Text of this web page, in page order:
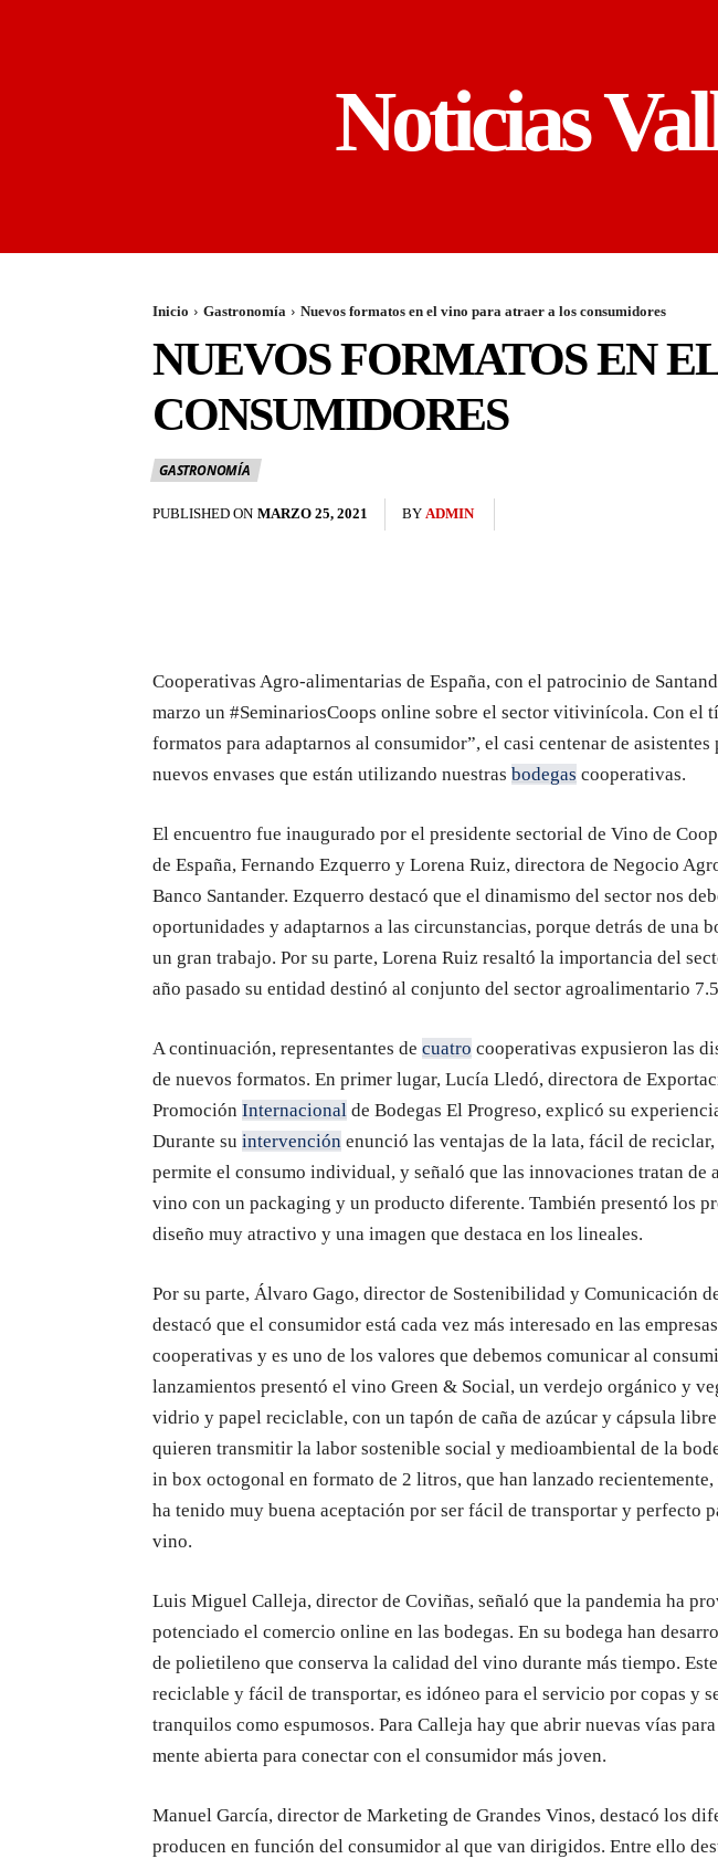
Noticias
Inicio Gastronomía Nuevos formatos en el vino para atraer a los consumidores
NUEVOS FORMATOS EN
CONSUMIDORES
GASTRONOMÍA
PUBLISHED ON MARZO 25, 2021 BY ADMIN
Cooperativas Agro-alimentarias de España, con el patrocinio de
marzo un #SeminariosCoops online sobre el sector vitivinícola. Con el
formatos para adaptarnos al consumidor”, el casi centenar de
nuevos envases que están utilizando nuestras bodegas cooperativas.
El encuentro fue inaugurado por el presidente sectorial de Vino de
de España, Fernando Ezquerro y Lorena Ruiz, directora de Negocio
Banco Santander. Ezquerro destacó que el dinamismo del sector nos
oportunidades y adaptarnos a las circunstancias, porque detrás de una
un gran trabajo. Por su parte, Lorena Ruiz resaltó la importancia del
año pasado su entidad destinó al conjunto del sector agroalimentario
A continuación, representantes de cuatro cooperativas expusieron las
de nuevos formatos. En primer lugar, Lucía Lledó, directora de
Promoción Internacional de Bodegas El Progreso, explicó su
Durante su intervención enunció las ventajas de la lata, fácil de
permite el consumo individual, y señaló que las innovaciones tratan de
vino con un packaging y un producto diferente. También presentó los
diseño muy atractivo y una imagen que destaca en los lineales.
Por su parte, Álvaro Gago, director de Sostenibilidad y Comunicación
destacó que el consumidor está cada vez más interesado en las
cooperativas y es uno de los valores que debemos comunicar al
lanzamientos presentó el vino Green & Social, un verdejo orgánico y
vidrio y papel reciclable, con un tapón de caña de azúcar y cápsula
quieren transmitir la labor sostenible social y medioambiental de la
in box octogonal en formato de 2 litros, que han lanzado
ha tenido muy buena aceptación por ser fácil de transportar y perfecto
vino.
Luis Miguel Calleja, director de Coviñas, señaló que la pandemia ha
potenciado el comercio online en las bodegas. En su bodega han
de polietileno que conserva la calidad del vino durante más tiempo.
reciclable y fácil de transportar, es idóneo para el servicio por copas y
tranquilos como espumosos. Para Calleja hay que abrir nuevas vías
mente abierta para conectar con el consumidor más joven.
Manuel García, director de Marketing de Grandes Vinos, destacó los
producen en función del consumidor al que van dirigidos. Entre ello